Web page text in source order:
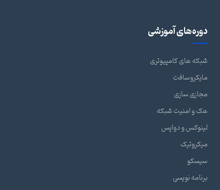
دوره‌های آموزشی
شبکه های کامپیوتری
مایکروسافت
مجازی سازی
هک و امنیت شبکه
لینوکس و دواپس
میکروتیک
سیسکو
برنامه نویسی